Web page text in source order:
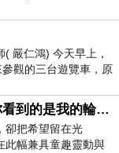
( 嚴仁鴻) 今天早上，
觀的三台遊覽車，原
來，卻發
當代藝術家盧嵐新：你看到的是我的輪廓，還是你的故事？——藏在藍色裡的希望與光
卻把希望留在光
此幅兼具童趣靈動與